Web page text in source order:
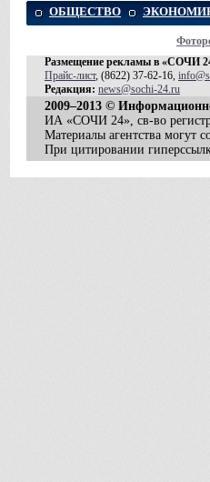
ОБЩЕСТВО
Размещение рекламы в «СОЧИ
Прайс-лист, (8622) 37-62-16,
Редакция: news@sochi-24.ru
2009–2013 ©
ИА «СОЧИ 24», св-во
Материалы агентства могут
При цитировании